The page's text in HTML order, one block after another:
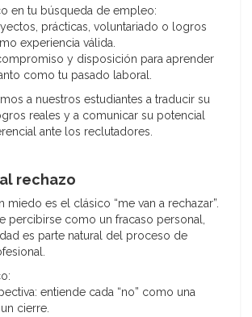
en tu búsqueda de empleo:
prácticas, voluntariado o logros
experiencia válida.
y disposición para aprender
como tu pasado laboral.
a nuestros estudiantes a traducir su
reales y a comunicar su potencial
ante los reclutadores.
rechazo
miedo es el clásico “me van a rechazar”.
percibirse como un fracaso personal,
es parte natural del proceso de
entiende cada “no” como una
cierre.